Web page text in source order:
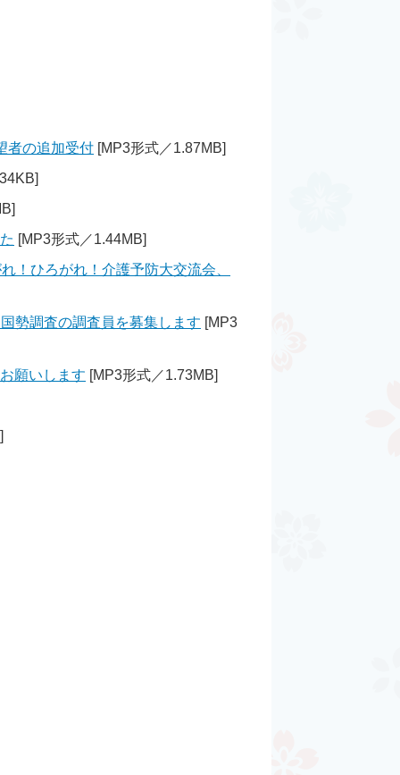
者の追加受付 [MP3形式／1.87MB]
[MP3形式／1.44MB]
！ひろがれ！介護予防大交流会、
勢調査の調査員を募集します [MP3
願いします [MP3形式／1.73MB]